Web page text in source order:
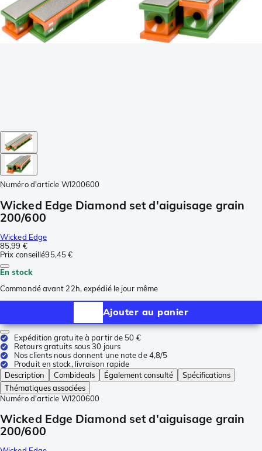
Numéro d'article WI200600
Wicked Edge Diamond set d'aiguisage grain
200/600
Wicked Edge
85,99 €
Prix conseillé95,45 €
En stock
Commandé avant 22h, expédié le jour même
Ajouter au panier
Expédition gratuite à partir de 50 €
Retours gratuits sous 30 jours
Nos clients nous donnent une note de 4,8/5
Produit en stock, livraison rapide
Description
Combideals Également consulté
Spécifications
Thématiques associées
Numéro d'article WI200600
Wicked Edge Diamond set d'aiguisage grain
200/600